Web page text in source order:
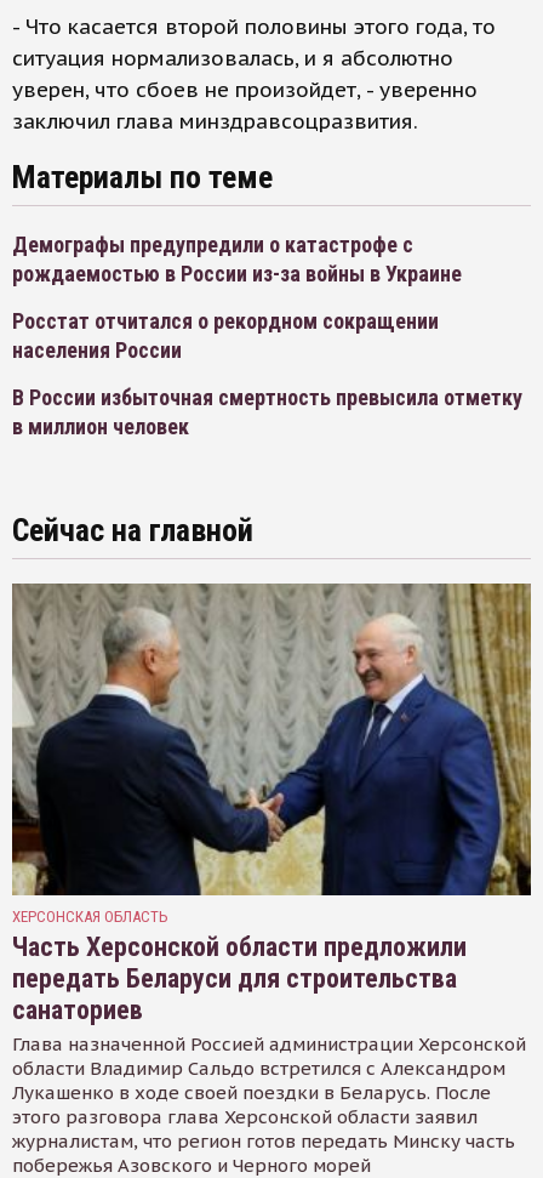
- Что касается второй половины этого года, то
ситуация нормализовалась, и я абсолютно
уверен, что сбоев не произойдет, - уверенно
заключил глава минздравсоцразвития.
Материалы по теме
Демографы предупредили о катастрофе с
рождаемостью в России из-за войны в Украине
Росстат отчитался о рекордном сокращении
населения России
В России избыточная смертность превысила отметку
в миллион человек
Сейчас на главной
ХЕРСОНСКАЯ ОБЛАСТЬ
Часть Херсонской области предложили
передать Беларуси для строительства
санаториев
Глава назначенной Россией администрации Херсонской
области Владимир Сальдо встретился с Александром
Лукашенко в ходе своей поездки в Беларусь. После
этого разговора глава Херсонской области заявил
журналистам, что регион готов передать Минску часть
побережья Азовского и Черного морей